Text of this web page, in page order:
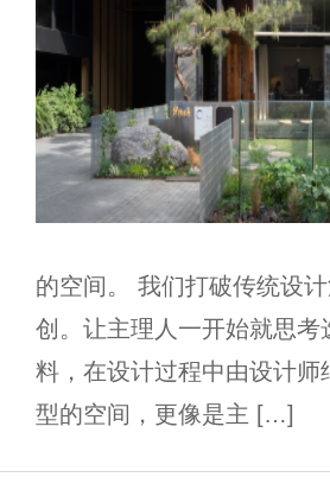
的空间。 我们打破传统设
创。让主理人一开始就思
料，在设计过程中由设计
型的空间，更像是主 […]